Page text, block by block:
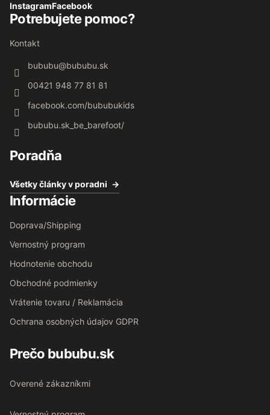
InstagramFacebook
Potrebujete pomoc?
Kontakt
bububu@bububu.sk
00421 948 77 81 81
facebook.com/bububukids
bububu.sk_be_barefoot/
Poradňa
Všetky články v poradni
Informácie
Doprava/Shipping
Vernostný program
Hodnotenie obchodu
Obchodné podmienky
Vrátenie tovaru / Reklamácia
Ochrana osobných údajov GDPR
Prečo bububu.sk
Overené zákazníkmi